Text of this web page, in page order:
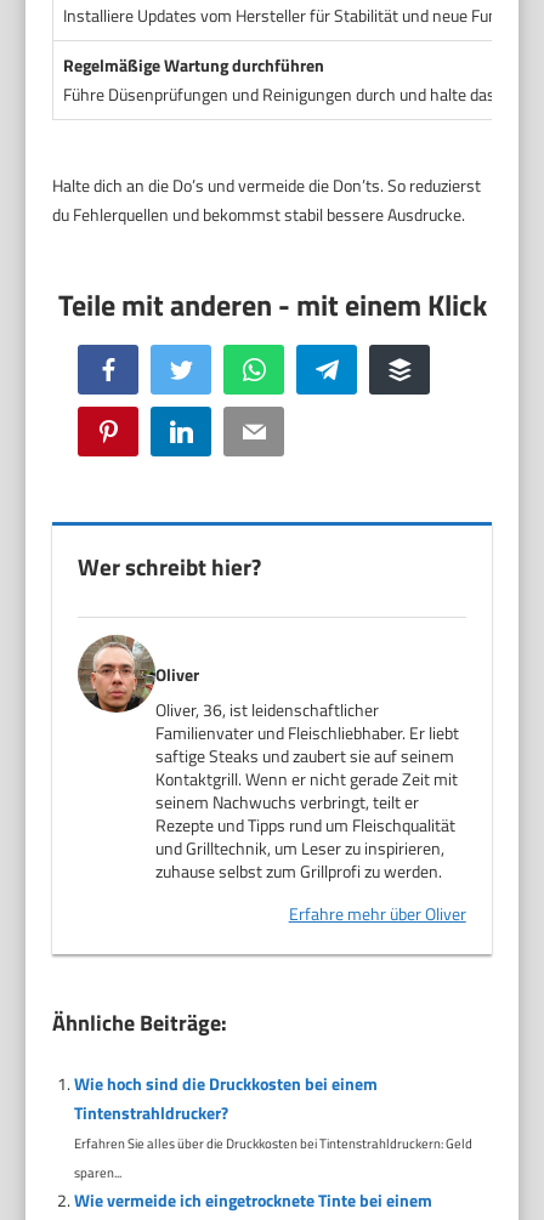
Installiere Updates vom Hersteller für Stabilität und neue
Regelmäßige Wartung durchführen
Führe Düsenprüfungen und Reinigungen durch und halte das
Halte dich an die Do’s und vermeide die Don’ts. So reduzierst
du Fehlerquellen und bekommst stabil bessere Ausdrucke.
Facebook Twitter WhatsApp Telegram Buffer
Pinterest LinkedIn Email
Wer schreibt hier?
Oliver
Oliver, 36, ist leidenschaftlicher
Familienvater und Fleischliebhaber. Er liebt
saftige Steaks und zaubert sie auf seinem
Kontaktgrill. Wenn er nicht gerade Zeit mit
seinem Nachwuchs verbringt, teilt er
Rezepte und Tipps rund um Fleischqualität
und Grilltechnik, um Leser zu inspirieren,
zuhause selbst zum Grillprofi zu werden.
Erfahre mehr über Oliver
Ähnliche Beiträge:
Wie hoch sind die Druckkosten bei einem
Tintenstrahldrucker?
Erfahren Sie alles über die Druckkosten bei Tintenstrahldruckern: Geld
sparen...
Wie vermeide ich eingetrocknete Tinte bei einem